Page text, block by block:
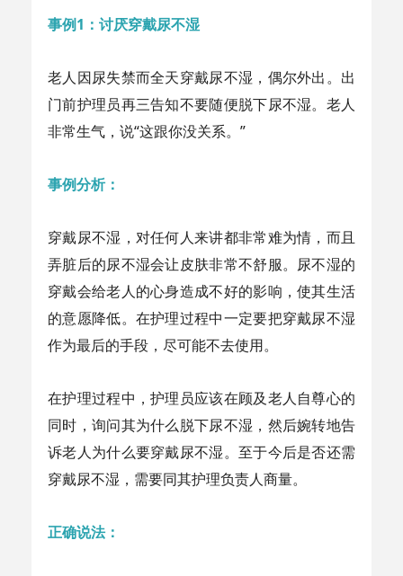
事例1：讨厌穿戴尿不湿
老人因尿失禁而全天穿戴尿不湿，偶尔外出。出
门前护理员再三告知不要随便脱下尿不湿。老人
非常生气，说“这跟你没关系。”
事例分析：
穿戴尿不湿，对任何人来讲都非常难为情，而且
弄脏后的尿不湿会让皮肤非常不舒服。尿不湿的
穿戴会给老人的心身造成不好的影响，使其生活
的意愿降低。在护理过程中一定要把穿戴尿不湿
作为最后的手段，尽可能不去使用。
在护理过程中，护理员应该在顾及老人自尊心的
同时，询问其为什么脱下尿不湿，然后婉转地告
诉老人为什么要穿戴尿不湿。至于今后是否还需
穿戴尿不湿，需要同其护理负责人商量。
正确说法：